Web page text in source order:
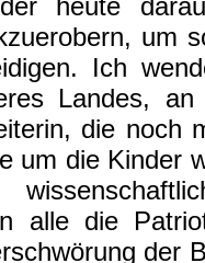
heute
um
Ich
Landes,
die noch
um die Kinder
alle die
der